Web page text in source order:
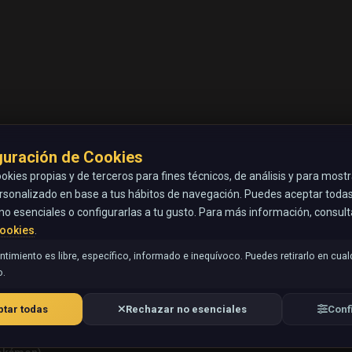
de Cookies
propias y de terceros para fines técnicos, de análisis y para
en base a tus hábitos de navegación. Puedes aceptar
esenciales o configurarlas a tu gusto. Para más información,
es libre, específico, informado e inequívoco. Puedes retirarlo en
todas Rechazar no esenciales